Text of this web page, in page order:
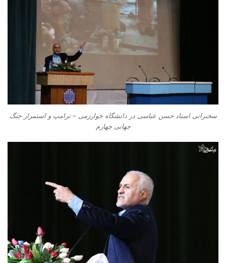
سخنرانی استاد حسن عباسی در دانشگاه خوارزمی – ترامپ و استمرار جنگ
جهانی چهارم